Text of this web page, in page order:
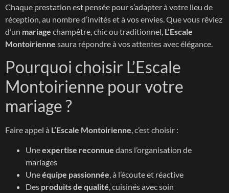
Chaque prestation est pensée pour s’adapter à votre lieu de
réception, au nombre d’invités et à vos envies. Que vous rêviez
d’un mariage champêtre, chic ou traditionnel, L’Escale
Montoirienne saura répondre à vos attentes avec élégance.
Pourquoi choisir L’Escale
Montoirienne pour votre
mariage ?
Faire appel à L’Escale Montoirienne, c’est choisir :
Uneexpertise reconnue dans l’organisation de
mariages
Uneéquipe passionnée , à l’écoute et réactive
Des produits de qualité , cuisinés avec soin